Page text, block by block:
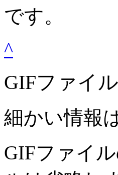
です。
^
GIFファイ
細かい情報
GIFファイ